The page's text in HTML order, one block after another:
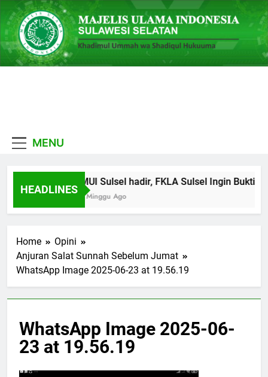
Skip
to
content
MENU
HEADLINES
MUI Sulsel hadir, FKLA Sulsel Ingin
1 Minggu Ago
Home
Opini
Anjuran Salat Sunnah Sebelum Jumat
WhatsApp Image 2025-06-23 at 19.56.19
WhatsApp Image 2025-06-
23 at 19.56.19